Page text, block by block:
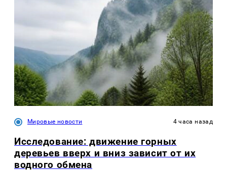
Мировые новости 4 часа назад
Исследование: движение горных
деревьев вверх и вниз зависит от их
водного обмена